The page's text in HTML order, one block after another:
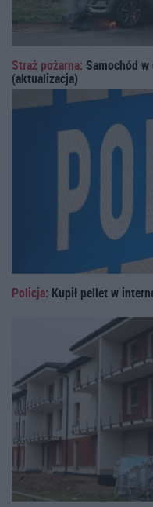
Straż pożarna: Samochód
(aktualizacja)
Policja: Kupił pellet w